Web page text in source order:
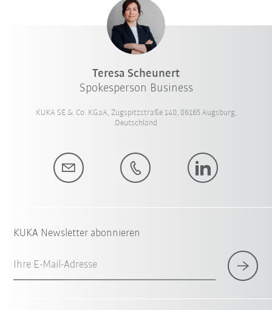
Teresa Scheunert
Spokesperson Business
KUKA SE & Co. KGaA, Zugspitzstraße 140, 86165 Augsburg,
Deutschland
KUKA Newsletter abonnieren
Ihre E-Mail-Adresse